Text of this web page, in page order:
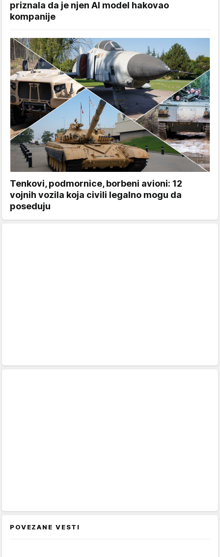
priznala da je njen AI model hakovao
kompanije
Tenkovi, podmornice, borbeni avioni: 12
vojnih vozila koja civili legalno mogu da
poseduju
POVEZANE VESTI